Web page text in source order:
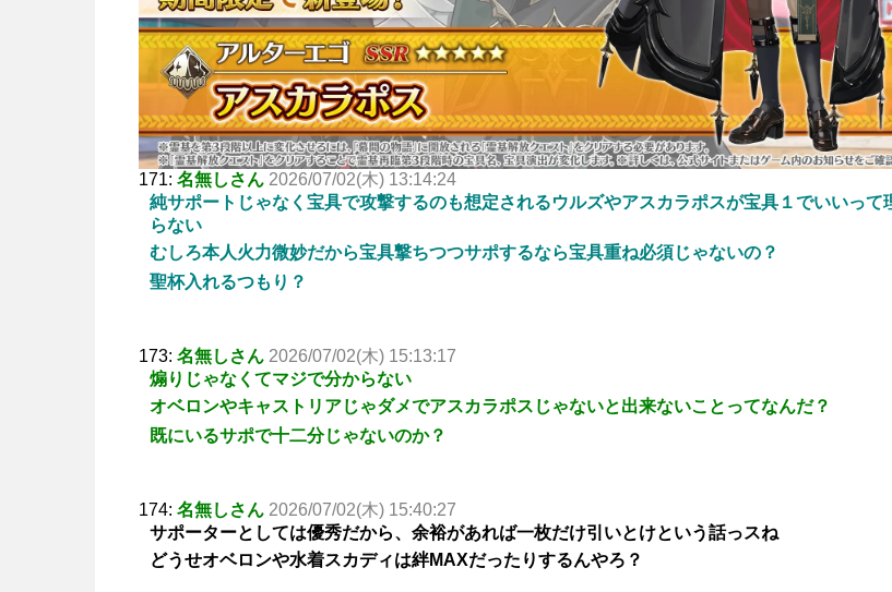
171: 名無しさん 2026/07/02(木) 13:14:24
純サポートじゃなく宝具で攻撃するのも想定されるウルズやアスカラポスが宝具１でいいって
らない
むしろ本人火力微妙だから宝具撃ちつつサポするなら宝具重ね必須じゃないの？
聖杯入れるつもり？
173: 名無しさん 2026/07/02(木) 15:13:17
煽りじゃなくてマジで分からない
オベロンやキャストリアじゃダメでアスカラポスじゃないと出来ないことってなんだ？
既にいるサポで十二分じゃないのか？
174: 名無しさん 2026/07/02(木) 15:40:27
サポーターとしては優秀だから、余裕があれば一枚だけ引いとけという話っスね
どうせオベロンや水着スカディは絆MAXだったりするんやろ？